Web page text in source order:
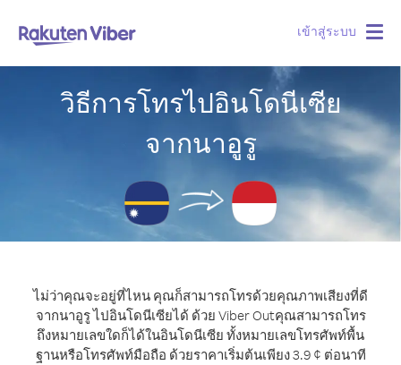
เข้าสู่ระบบ
วิธีการโทรไปอินโดนีเซีย
จากนาอูรู
ไม่ว่าคุณจะอยู่ที่ไหน คุณก็สามารถโทรด้วยคุณภาพเสียงที่ดี
จากนาอูรู ไปอินโดนีเซียได้ ด้วย Viber Outคุณสามารถโทร
ถึงหมายเลขใดก็ได้ในอินโดนีเซีย ทั้งหมายเลขโทรศัพท์พื้น
ฐานหรือโทรศัพท์มือถือ ด้วยราคาเริ่มต้นเพียง 3.9 ¢ ต่อนาที